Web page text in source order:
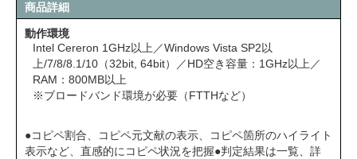
商品詳細
動作環境
Intel Cereron 1GHz以上／Windows Vista SP2以
上/7/8/8.1/10（32bit, 64bit）／HD空き容量：1GHz以上／
RAM：800MB以上
※ブロードバンド環境が必要（FTTHなど）
●コピペ割合、コピペ元文献の表示、コピペ箇所のハイライト
表示など、直感的にコピペ状況を把握●判定結果は一覧、詳